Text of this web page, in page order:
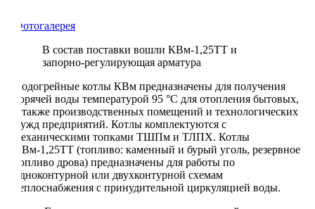
Фотогалерея
В состав поставки вошли КВм-1,25ТТ и
запорно-регулирующая арматура
Водогрейные котлы КВм предназначены для получения
горячей воды температурой 95 °С для отопления бытовых,
а также производственных помещений и технологических
нужд предприятий. Котлы комплектуются с
механическими топками ТШПм и ТЛПХ. Котлы
КВм-1,25ТТ (топливо: каменный и бурый уголь, резервное
топливо дрова) предназначены для работы по
одноконтурной или двухконтурной схемам
теплоснабжения с принудительной циркуляцией воды.